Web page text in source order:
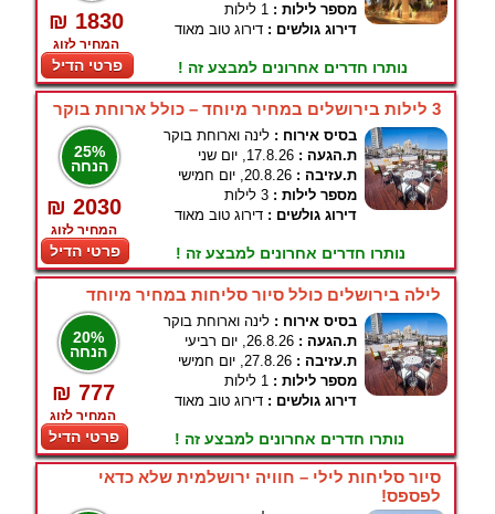
₪ 1830
המחיר לזוג
פרטי הדיל
מספר לילות : 1 לילות
דירוג גולשים : דירוג טוב מאוד
נותרו חדרים אחרונים למבצע זה !
3 לילות בירושלים במחיר מיוחד – כולל ארוחת בוקר
25%
הנחה
₪ 2030
המחיר לזוג
פרטי הדיל
בסיס אירוח : לינה וארוחת בוקר
ת.הגעה : 17.8.26, יום שני
ת.עזיבה : 20.8.26, יום חמישי
מספר לילות : 3 לילות
דירוג גולשים : דירוג טוב מאוד
נותרו חדרים אחרונים למבצע זה !
לילה בירושלים כולל סיור סליחות במחיר מיוחד
20%
הנחה
₪ 777
המחיר לזוג
פרטי הדיל
בסיס אירוח : לינה וארוחת בוקר
ת.הגעה : 26.8.26, יום רביעי
ת.עזיבה : 27.8.26, יום חמישי
מספר לילות : 1 לילות
דירוג גולשים : דירוג טוב מאוד
נותרו חדרים אחרונים למבצע זה !
סיור סליחות לילי – חוויה ירושלמית שלא כדאי
לפספס!